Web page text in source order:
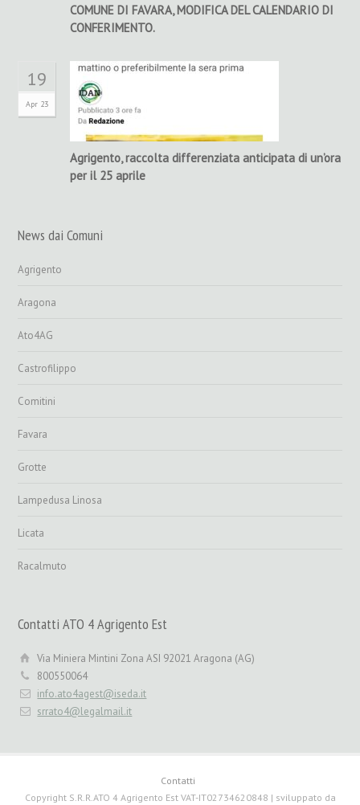
COMUNE DI FAVARA, MODIFICA DEL CALENDARIO DI
CONFERIMENTO.
19
Apr 23
Agrigento, raccolta differenziata anticipata di un’ora
per il 25 aprile
News dai Comuni
Agrigento
Aragona
Ato4AG
Castrofilippo
Comitini
Favara
Grotte
Lampedusa Linosa
Licata
Racalmuto
Contatti ATO 4 Agrigento Est
Via Miniera Mintini Zona ASI 92021 Aragona (AG)
800550064
info.ato4agest@iseda.it
srrato4@legalmail.it
Contatti
Copyright S.R.R.ATO 4 Agrigento Est VAT-IT02734620848 | sviluppato da